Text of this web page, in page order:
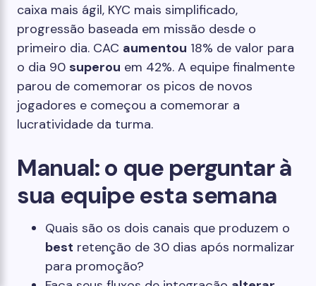
caixa mais ágil, KYC mais simplificado,
progressão baseada em missão desde o
primeiro dia. CAC aumentou 18% de valor para
o dia 90 superou em 42%. A equipe finalmente
parou de comemorar os picos de novos
jogadores e começou a comemorar a
lucratividade da turma.
Manual: o que perguntar à
sua equipe esta semana
Quais são os dois canais que produzem o
best retenção de 30 dias após normalizar
para promoção?